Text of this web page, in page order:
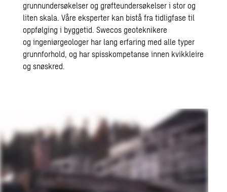
grunnundersøkelser og grøfteundersøkelser i stor og
liten skala. Våre eksperter kan bistå fra tidligfase til
oppfølging i byggetid.Swecos geoteknikere
ogingeniørgeologer har lang erfaring med alle typer
grunnforhold, og harspisskompetanse innen kvikkleire
og snøskred.